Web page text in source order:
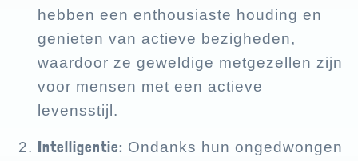
hebben een enthousiaste houding en
genieten van actieve bezigheden,
waardoor ze geweldige metgezellen zijn
voor mensen met een actieve
levensstijl.
Intelligentie: Ondanks hun ongedwongen